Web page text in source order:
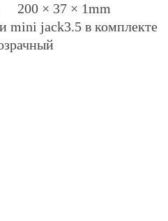
200 × 37 × 1mm
jack3.5 в комплекте